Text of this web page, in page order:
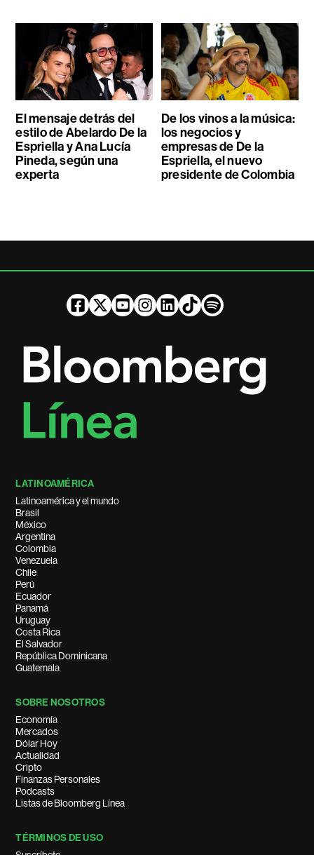
El mensaje detrás del
estilo de Abelardo De la
Espriella y Ana Lucía
Pineda, según una
experta
De los vinos a la música:
los negocios y
empresas de De la
Espriella, el nuevo
presidente de Colombia
LATINOAMÉRICA
Latinoamérica y el mundo
Brasil
México
Argentina
Colombia
Venezuela
Chile
Perú
Ecuador
Panamá
Uruguay
Costa Rica
El Salvador
República Dominicana
Guatemala
SOBRE NOSOTROS
Economía
Mercados
Dólar Hoy
Actualidad
Cripto
Finanzas Personales
Podcasts
Listas de Bloomberg Línea
TÉRMINOS DE USO